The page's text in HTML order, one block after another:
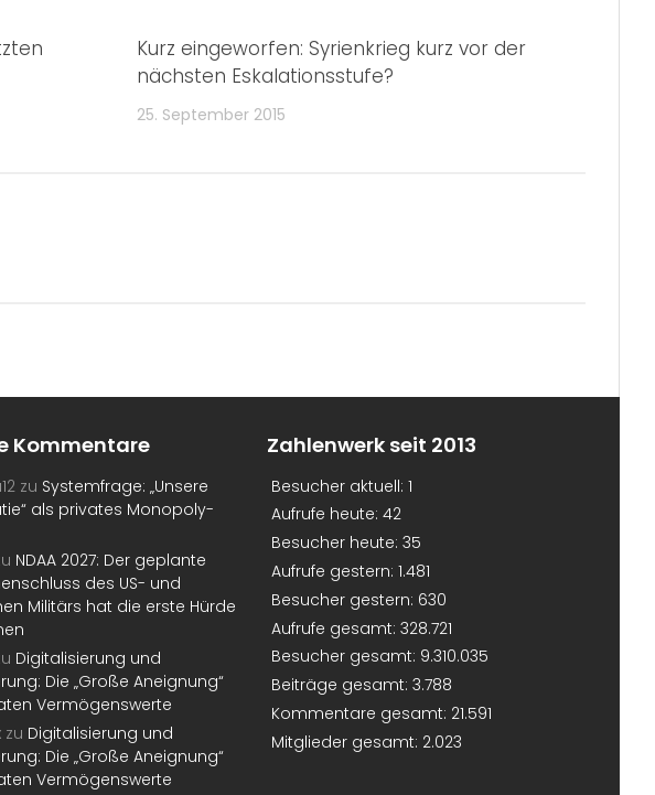
Kurz eingeworfen: Syrienkrieg kurz vor der
nächsten Eskalationsstufe?
25. September 2015
Kommentare
zu Systemfrage: „Unsere
als privates Monopoly-
NDAA 2027: Der geplante
des US- und
Militärs hat die erste Hürde
Digitalisierung und
Die „Große Aneignung“
Vermögenswerte
zu Digitalisierung und
Die „Große Aneignung“
Vermögenswerte
Zahlenwerk seit 2013
Besucher aktuell: 1
Aufrufe heute: 42
Besucher heute: 35
Aufrufe gestern: 1.481
Besucher gestern: 630
Aufrufe gesamt: 328.721
Besucher gesamt: 9.310.035
Beiträge gesamt: 3.788
Kommentare gesamt: 21.591
Mitglieder gesamt: 2.023